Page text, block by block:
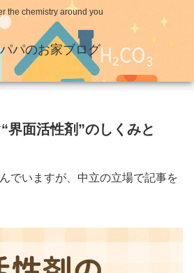
the chemistry around you
パのお家ブログ
界面活性剤”のしくみと
でいますが、中立の立場で記事を